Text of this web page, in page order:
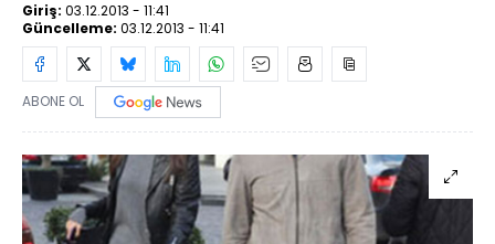
Giriş: 03.12.2013 - 11:41
Güncelleme: 03.12.2013 - 11:41
ABONE OL